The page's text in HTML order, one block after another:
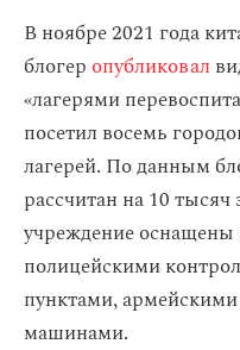
В ноябре 2021 года
блогер опубликовал
«лагерями
посетил восемь
лагерей. По данным
рассчитан на 10
учреждение
полицейскими
пунктами,
машинами.